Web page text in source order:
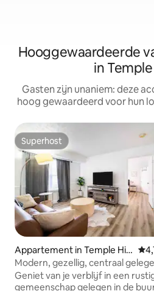
Hooggewaardeerde
in
Gasten zijn unaniem: deze
hoog gewaardeerd voor hun
Superhost
Superhost
Appartement in Temple Hill
s
Modern, gezellig, centraal
2BR/2BA
Geniet van je verblijf in een
gemeenschap gelegen in de